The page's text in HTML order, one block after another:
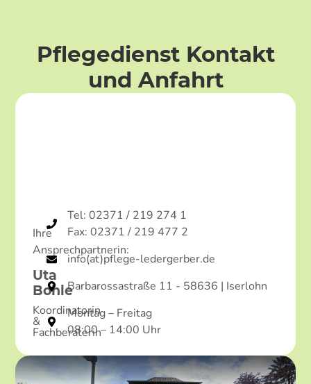
Pflegedienst Kontakt
und Anfahrt
Ihre
Ansprechpartnerin:
Uta
Bohle
Koordinatorin
&
Fachberaterin
Tel: 02371 / 219 274 1
Fax: 02371 / 219 477 2
info(at)pflege-ledergerber.de
Barbarossastraße 11 - 58636 | Iserlohn
Montag – Freitag
08:00 – 14:00 Uhr